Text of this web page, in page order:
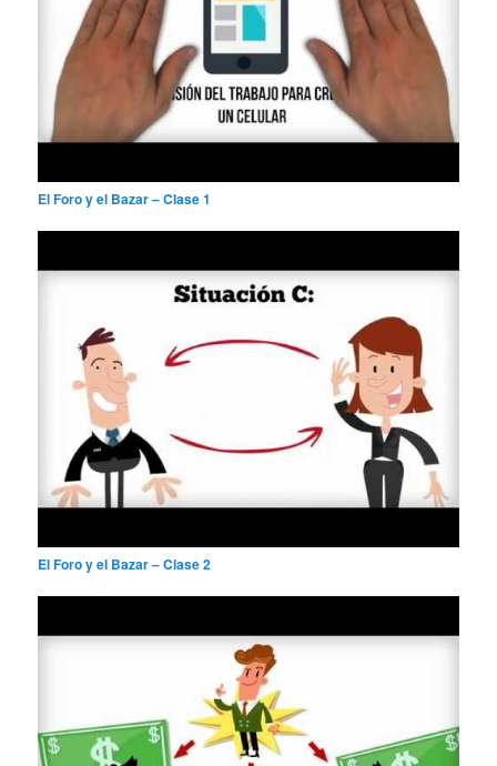
El Foro y el Bazar – Clase 1
El Foro y el Bazar – Clase 2